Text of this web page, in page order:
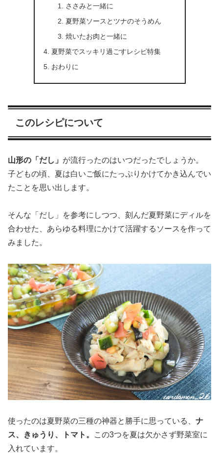
ささみと一緒に
夏野菜ソースとツナのそうめん
焼いたお肉と一緒に
夏野菜でスッキリ過ごすレシピ特集
おわりに
このレシピについて
山形の「だし」 が流行ったのはいつだったでしょうか。
子どもの頃、夏は白いご飯にたっぷりかけてかき込んでい
たことを思い出します。
そんな「だし」を参考にしつつ、刻んだ夏野菜にディルを
合わせた、あらゆる料理にかけて活躍するソースを作って
みました。
使ったのは夏野菜の三種の神器と勝手に思っている、 ナ
ス、きゅうり、トマト。
この3つを夏は欠かさず野菜室に
入れています。